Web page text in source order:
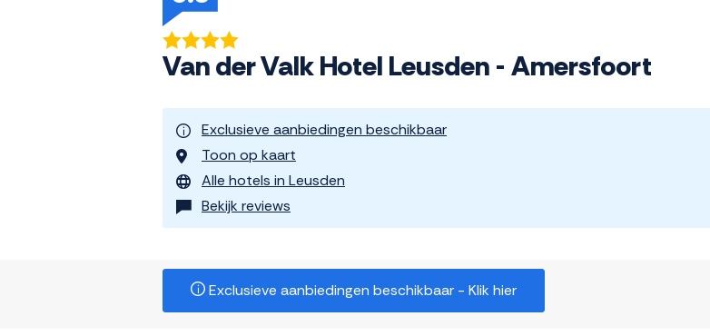
Van der Valk Hotel Leusden - Amersfoort
Exclusieve aanbiedingen beschikbaar
Toon op kaart
Alle hotels in Leusden
Bekijk reviews
Exclusieve aanbiedingen beschikbaar - Klik hier